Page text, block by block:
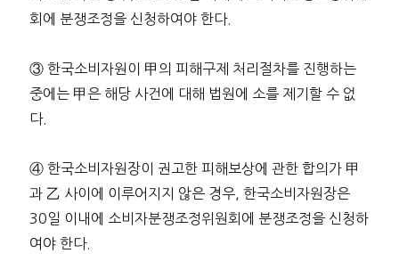
회에 분쟁조정을 신청하여야 한다.
③ 한국소비자원이 甲의 피해구제 처리절차를 진행하는
중에는 甲은 해당 사건에 대해 법원에 소를 제기할 수 없
다.
④ 한국소비자원장이 권고한 피해보상에 관한 합의가 甲
과 乙 사이에 이루어지지 않은 경우, 한국소비자원장은
30일 이내에 소비자분쟁조정위원회에 분쟁조정을 신청하
여야 한다.